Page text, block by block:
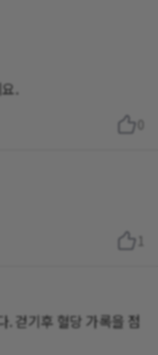
.
1
. 걷기후 혈당 가록을 점